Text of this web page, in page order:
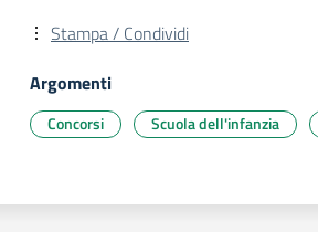
Stampa / Condividi
Argomenti
Concorsi Scuola dell'infanzia